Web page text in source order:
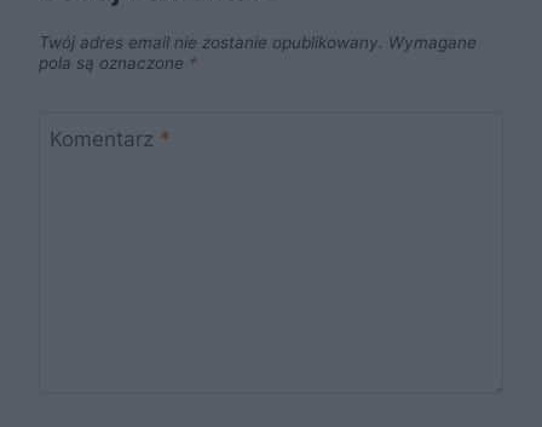
Twój adres email nie zostanie opublikowany. Wymagane
pola są oznaczone *
Komentarz *